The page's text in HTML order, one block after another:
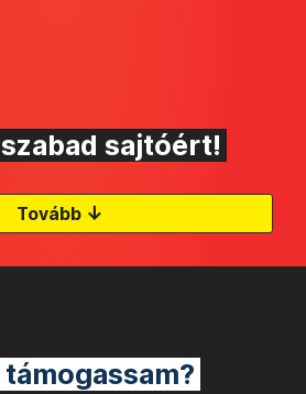
sajtóért!
Tovább ↓